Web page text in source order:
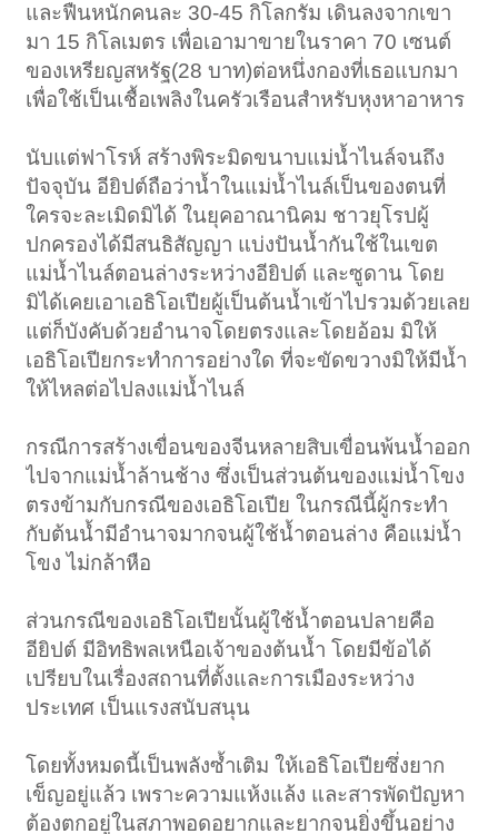
และฟืนหนักคนละ 30-45 กิโลกรัม เดินลงจากเขา
มา 15 กิโลเมตร เพื่อเอามาขายในราคา 70 เซนต์
ของเหรียญสหรัฐ(28 บาท)ต่อหนึ่งกองที่เธอแบกมา
เพื่อใช้เป็นเชื้อเพลิงในครัวเรือนสำหรับหุงหาอาหาร
นับแต่ฟาโรห์ สร้างพิระมิดขนาบแม่น้ำไนล์จนถึง
ปัจจุบัน อียิปต์ถือว่าน้ำในแม่น้ำไนล์เป็นของตนที่
ใครจะละเมิดมิได้ ในยุคอาณานิคม ชาวยุโรปผู้
ปกครองได้มีสนธิสัญญา แบ่งปันน้ำกันใช้ในเขต
แม่น้ำไนล์ตอนล่างระหว่างอียิปต์ และซูดาน โดย
มิได้เคยเอาเอธิโอเปียผู้เป็นต้นน้ำเข้าไปรวมด้วยเลย
แต่ก็บังคับด้วยอำนาจโดยตรงและโดยอ้อม มิให้
เอธิโอเปียกระทำการอย่างใด ที่จะขัดขวางมิให้มีน้ำ
ให้ไหลต่อไปลงแม่น้ำไนล์
กรณีการสร้างเขื่อนของจีนหลายสิบเขื่อนพ้นน้ำออก
ไปจากแม่น้ำล้านช้าง ซึ่งเป็นส่วนต้นของแม่น้ำโขง
ตรงข้ามกับกรณีของเอธิโอเปีย ในกรณีนี้ผู้กระทำ
กับต้นน้ำมีอำนาจมากจนผู้ใช้น้ำตอนล่าง คือแม่น้ำ
โขง ไม่กล้าหือ
ส่วนกรณีของเอธิโอเปียนั้นผู้ใช้น้ำตอนปลายคือ
อียิปต์ มีอิทธิพลเหนือเจ้าของต้นน้ำ โดยมีข้อได้
เปรียบในเรื่องสถานที่ตั้งและการเมืองระหว่าง
ประเทศ เป็นแรงสนับสนุน
โดยทั้งหมดนี้เป็นพลังซ้ำเติม ให้เอธิโอเปียซึ่งยาก
เข็ญอยู่แล้ว เพราะความแห้งแล้ง และสารพัดปัญหา
ต้องตกอยู่ในสภาพอดอยากและยากจนยิ่งขึ้นอย่าง